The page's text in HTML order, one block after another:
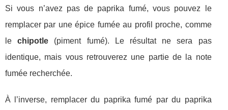
Si vous n’avez pas de paprika fumé, vous pouvez le
remplacer par une épice fumée au profil proche, comme
lechipotle (piment fumé). Le résultat ne sera pas
identique, mais vous retrouverez une partie de la note
fumée recherchée.
À l’inverse, remplacer du paprika fumé par du paprika